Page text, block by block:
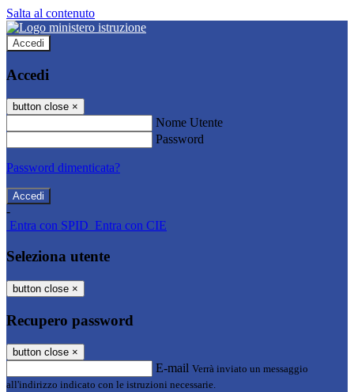
Salta al contenuto
Accedi
Accedi
button close ×
Nome Utente
Password
Password dimenticata?
-
Entra con SPID Entra con CIE
Seleziona utente
button close ×
Recupero password
button close ×
E-mail Verrà inviato un messaggio
all'indirizzo indicato con le istruzioni necessarie.